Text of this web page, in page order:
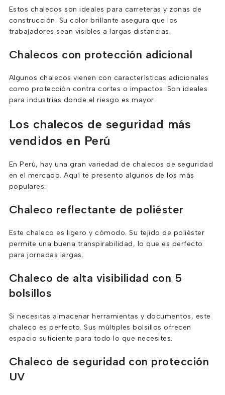
Estos chalecos son ideales para carreteras y zonas de
construcción. Su color brillante asegura que los
trabajadores sean visibles a largas distancias.
Chalecos con protección adicional
Algunos chalecos vienen con características adicionales
como protección contra cortes o impactos. Son ideales
para industrias donde el riesgo es mayor.
Los chalecos de seguridad más
vendidos en Perú
En Perú, hay una gran variedad de chalecos de seguridad
en el mercado. Aquí te presento algunos de los más
populares:
Chaleco reflectante de poliéster
Este chaleco es ligero y cómodo. Su tejido de poliéster
permite una buena transpirabilidad, lo que es perfecto
para jornadas largas.
Chaleco de alta visibilidad con 5
bolsillos
Si necesitas almacenar herramientas y documentos, este
chaleco es perfecto. Sus múltiples bolsillos ofrecen
espacio suficiente para todo lo que necesites.
Chaleco de seguridad con protección
UV